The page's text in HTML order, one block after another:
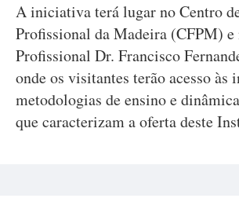
A iniciativa terá lugar no Centro
Profissional da Madeira (CFPM) e
Profissional Dr. Francisco
onde os visitantes terão acesso às
metodologias de ensino e
que caracterizam a oferta deste